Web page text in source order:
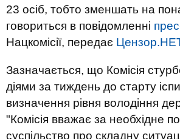
23 осіб, тобто зменшать на
говориться в повідомленні
Нацкомісії, передає
Зазначається, що Комісія
діями за тиждень до старту
визначення рівня володіння
"Комісія вважає за необхідне
суспільство про складну